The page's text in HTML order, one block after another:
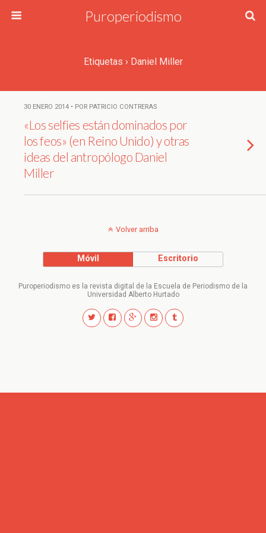
Puroperiodismo
Etiquetas › Daniel Miller
30 ENERO 2014 • POR PATRICIO CONTRERAS
«Los selfies están dominados por
los feos» (en Reino Unido) y otras
ideas del antropólogo Daniel
Miller
Volver arriba
Móvil Escritorio
Puroperiodismo es la revista digital de la Escuela de Periodismo de la
Universidad Alberto Hurtado